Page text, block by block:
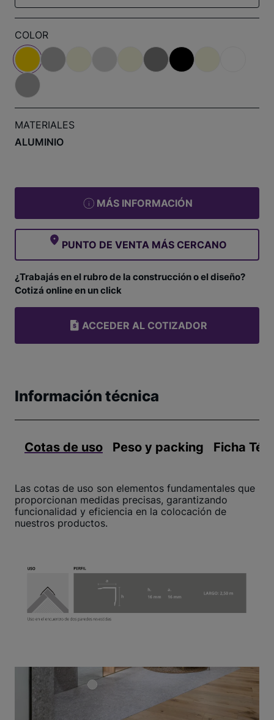
COLOR
MATERIALES
ALUMINIO
MÁS INFORMACIÓN
PUNTO DE VENTA MÁS CERCANO
¿Trabajás en el rubro de la construcción o el diseño?
Cotizá online en un click
ACCEDER AL COTIZADOR
Información técnica
Cotas de uso Peso y packing Ficha
Las cotas de uso son elementos fundamentales que
proporcionan medidas precisas, garantizando
funcionalidad y eficiencia en la colocación de
nuestros productos.